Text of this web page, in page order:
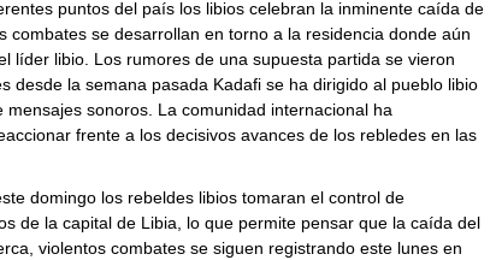
puntos del país los libios celebran la inminente caída de
combates se desarrollan en torno a la residencia donde aún
líder libio. Los rumores de una supuesta partida se vieron
desde la semana pasada Kadafi se ha dirigido al pueblo libio
mensajes sonoros. La comunidad internacional ha
frente a los decisivos avances de los rebledes en las
domingo los rebeldes libios tomaran el control de
de la capital de Libia, lo que permite pensar que la caída del
violentos combates se siguen registrando este lunes en